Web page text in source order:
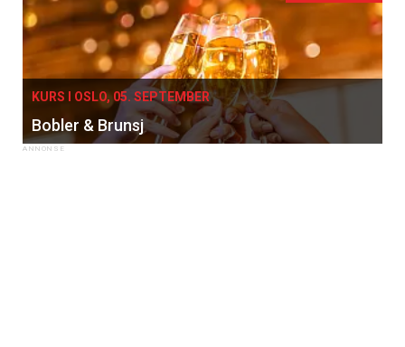
KURS I OSLO, 05. SEPTEMBER
Bobler & Brunsj